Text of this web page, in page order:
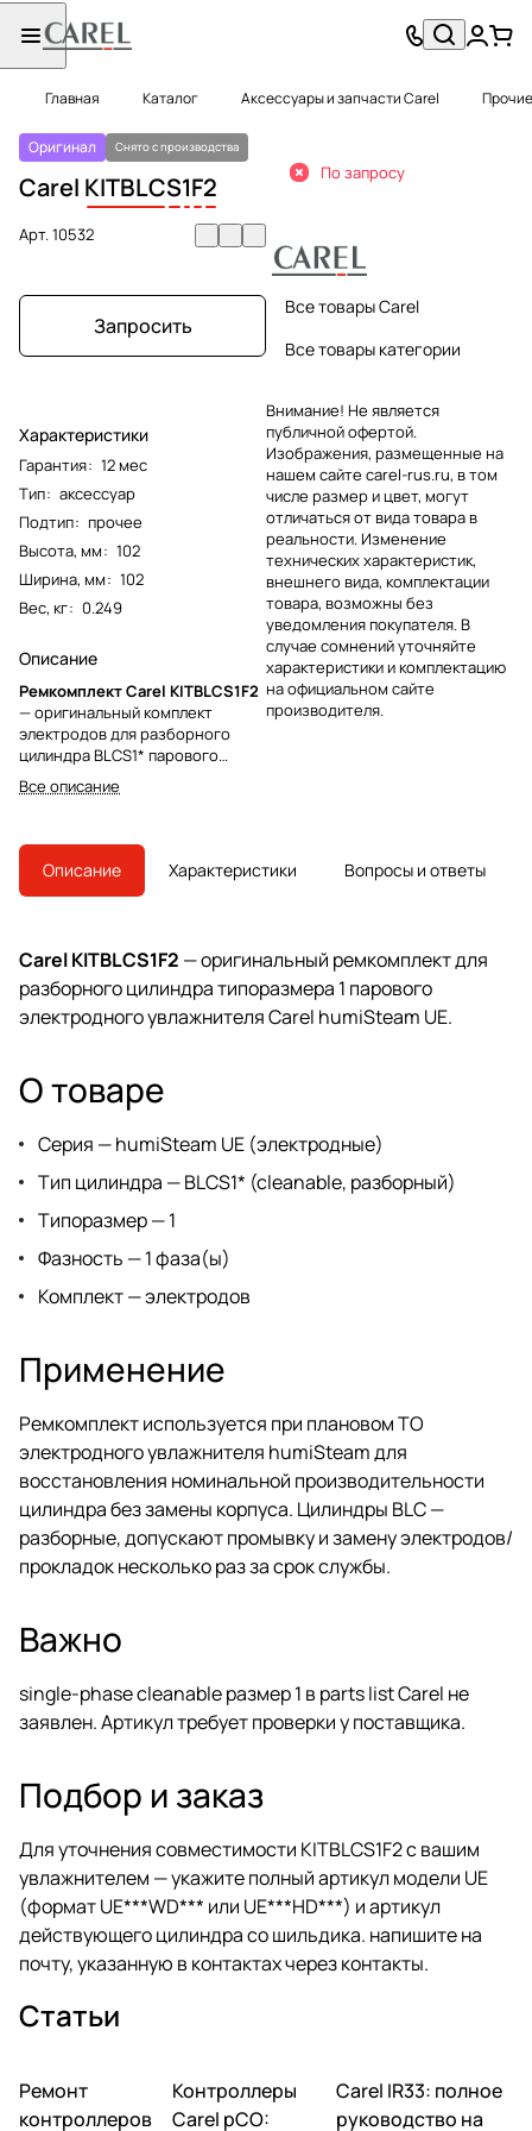
Главная Каталог Аксессуары и запчасти Carel
Оригинал Снято с производства
Carel KITBLCS1F2
Арт.10532
Запросить
Характеристики
Гарантия: 12 мес
Тип: аксессуар
Подтип: прочее
Высота, мм: 102
Ширина, мм: 102
Вес, кг: 0.249
Описание
Ремкомплект Carel KITBLCS1F2
— оригинальный комплект
электродов для разборного
цилиндра BLCS1* парового
электродного увлажнителя
humiSteam. Обеспечивает
работоспособности цилиндра
без замены корпуса. Для
точного подбора под вашу
Все описание
По запросу
Все товары Carel
Все товары категории
Внимание! Не является
публичной офертой.
Изображения, размещенные на
нашем сайте carel-rus.ru, в том
числе размер и цвет, могут
отличаться от вида товара в
реальности. Изменение
технических характеристик,
внешнего вида, комплектации
товара, возможны без
уведомления покупателя. В
случае сомнений уточняйте
характеристики и комплектацию
на официальном сайте
производителя.
Описание Характеристики Вопросы и ответы
Carel KITBLCS1F2 — оригинальный ремкомплект для
разборного цилиндра типоразмера 1 парового
электродного увлажнителя Carel humiSteam UE.
О товаре
Серия — humiSteam UE (электродные)
Тип цилиндра — BLCS1* (cleanable, разборный)
Типоразмер — 1
Фазность — 1 фаза(ы)
Комплект — электродов
Применение
Ремкомплект используется при плановом ТО
электродного увлажнителя humiSteam для
восстановления номинальной производительности
цилиндра без замены корпуса. Цилиндры BLC —
разборные, допускают промывку и замену электродов/
прокладок несколько раз за срок службы.
Важно
single-phase cleanable размер 1 в parts list Carel не
заявлен. Артикул требует проверки у поставщика.
Подбор и заказ
Для уточнения совместимости KITBLCS1F2 с вашим
увлажнителем — укажите полный артикул модели UE
(формат UE***WD*** или UE***HD***) и артикул
действующего цилиндра со шильдика. напишите на
почту, указанную в контактахчерезконтакты.
Статьи
Автоматика и
контроллеры
Ремонт
контроллеров
Автоматика и
контроллеры
Контроллеры
Carel pCO:
Автоматика и
контроллеры
Carel IR33: полное
руководство на